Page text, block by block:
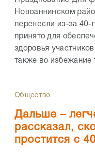
Новоаннинском
перенесли из-за 40-
принято для
здоровья
также во избежание
Общество
Дальше –
рассказал,
простится с